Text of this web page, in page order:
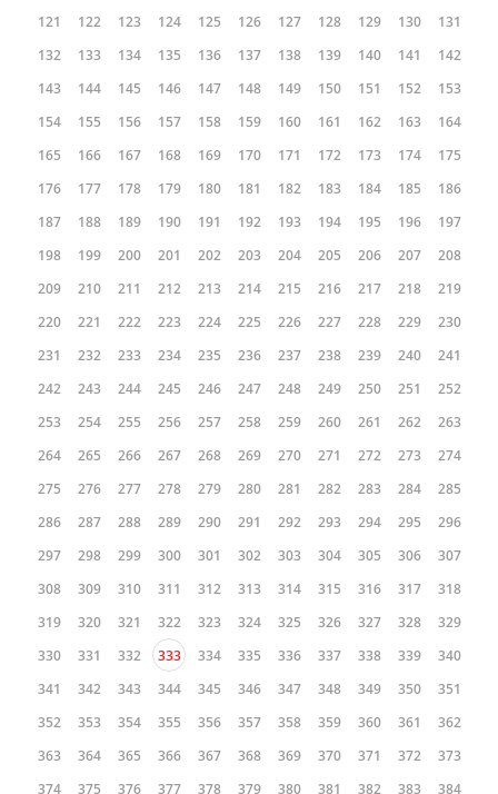
121
122 123 124 125 126 127 128 129 130
131
132
133 134 135 136 137 138 139 140 141
142
143
144 145 146 147 148 149 150 151 152
153
154
155 156 157 158 159 160 161 162 163
164
165
166 167 168 169 170 171 172 173 174
175
176
177 178 179 180 181 182 183 184 185
186
187
188 189 190 191 192 193 194 195 196
197
198
199 200 201 202 203 204 205 206 207
208
209
210 211 212 213 214 215 216 217 218
219
220
221 222 223 224 225 226 227 228 229
230
231
232 233 234 235 236 237 238 239 240
241
242
243 244 245 246 247 248 249 250 251
252
253
254 255 256 257 258 259 260 261 262
263
264
265 266 267 268 269 270 271 272 273
274
275
276 277 278 279 280 281 282 283 284
285
286
287 288 289 290 291 292 293 294 295
296
297
298 299 300 301 302 303 304 305 306
307
308
309 310 311 312 313 314 315 316 317
318
319
320 321 322 323 324 325 326 327 328
329
330
331 332 333 334 335 336 337 338 339
340
341
342 343 344 345 346 347 348 349 350
351
352
353 354 355 356 357 358 359 360 361
362
363
364 365 366 367 368 369 370 371 372
373
374
375 376 377 378 379 380 381 382 383 384